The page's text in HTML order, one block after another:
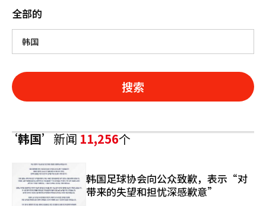
全部的
搜索
‘韩国’新闻11,256个
韩国足球协会向公众致歉，表示“对
带来的失望和担忧深感歉意”